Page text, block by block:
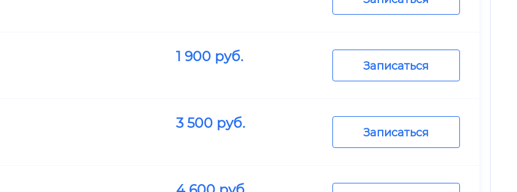
1 900руб.
Записаться
3 500руб.
Записаться